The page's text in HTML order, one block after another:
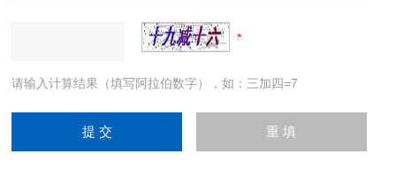
请输入计算结果（填写阿拉伯数字），如：三加四=7